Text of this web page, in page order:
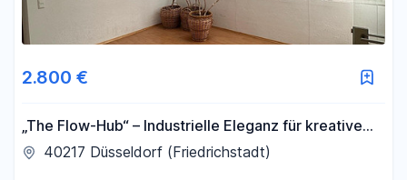
2.800 €
„The Flow-Hub“ – Industrielle Eleganz für kreative
Köpfe40217 Düsseldorf (Friedrichstadt)